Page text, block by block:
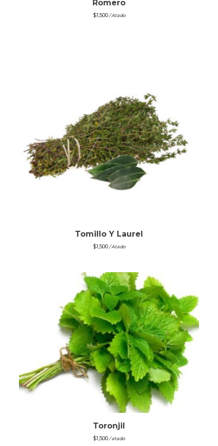
Romero
$1,500/ Atado
Tomillo Y Laurel
$1,500/ Atado
Toronjil
$1,500 / atado